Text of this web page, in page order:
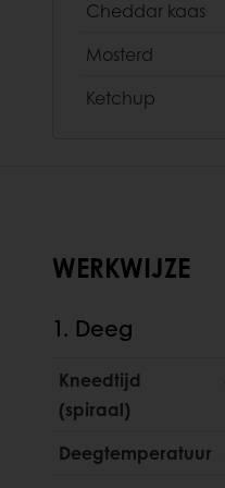
Cheddar kaas
Mosterd
Ketchup
WERKWIJZE
1. Deeg
Kneedtijd
(spiraal)
Deegtemperatuur